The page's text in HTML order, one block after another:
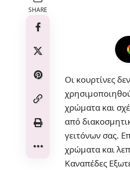
SHARE
Οι κουρτίνες
χρώματα και
από
γειτόνων σας.
χρώματα και
Καναπέδες